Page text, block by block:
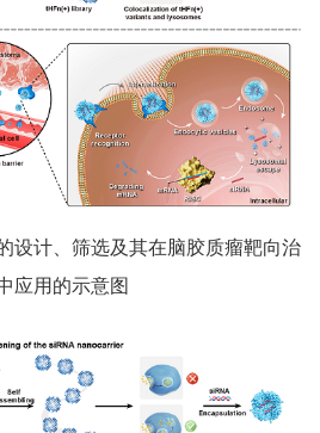
设计、筛选及其在脑胶质瘤靶向治
应用的示意图